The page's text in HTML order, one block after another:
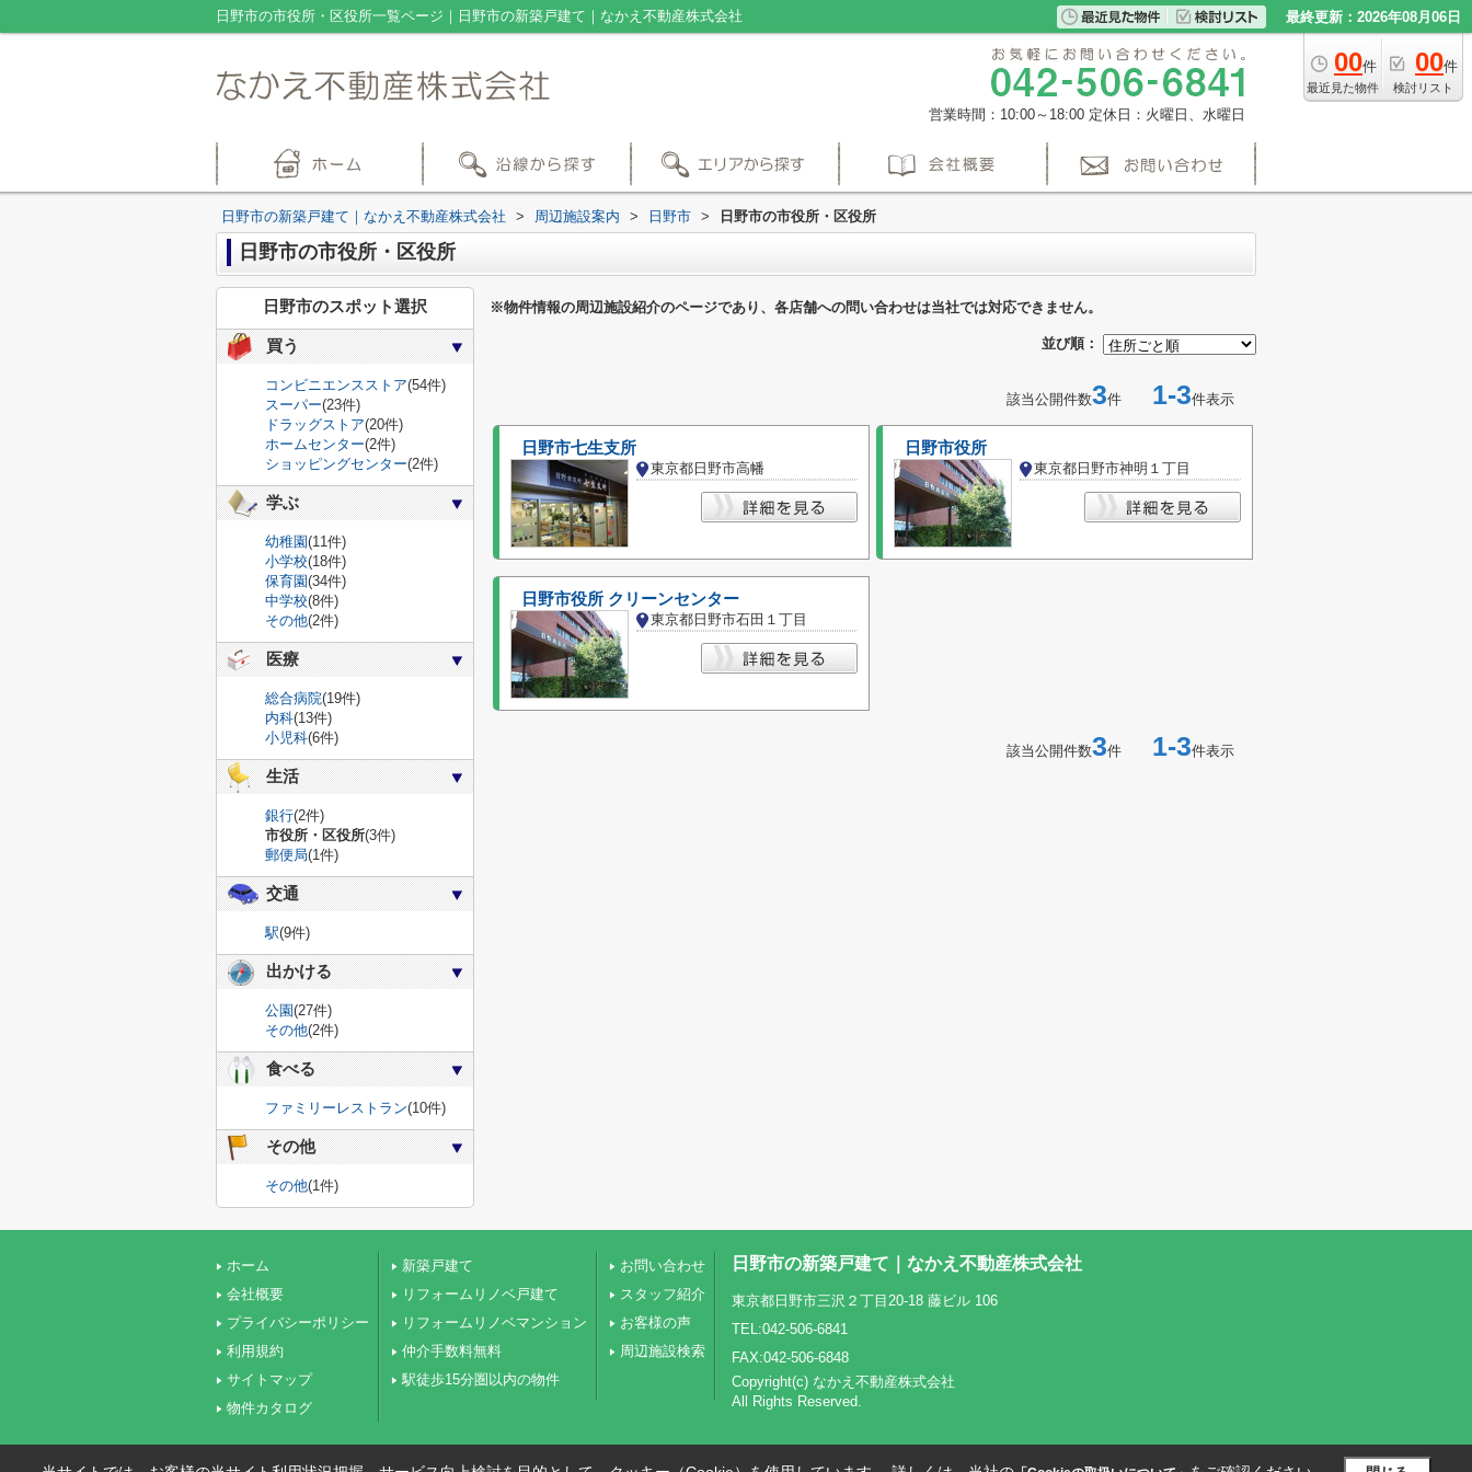
日野市の市役所・区役所一覧ページ｜日野市の新築戸建て｜なかえ不動産株式会社 最終更新：2026年08月06日
00件
最近見た物件
00件
検討リスト
営業時間：10:00～18:00 定休日：火曜日、水曜日
日野市の新築戸建て｜なかえ不動産株式会社 > 周辺施設案内 > 日野市 > 日野市の市役所・区役所
日野市の市役所・区役所
※物件情報の周辺施設紹介のページであり、各店舗への問い合わせは当社では対応できません。
並び順：
該当公開件数3件 1-3件表示
日野市七生支所
東京都日野市高幡
日野市役所
東京都日野市神明１丁目
日野市役所 クリーンセンター
東京都日野市石田１丁目
該当公開件数3件 1-3件表示
日野市のスポット選択
買う
コンビニエンスストア(54件)
スーパー(23件)
ドラッグストア(20件)
ホームセンター(2件)
ショッピングセンター(2件)
学ぶ
幼稚園(11件)
小学校(18件)
保育園(34件)
中学校(8件)
その他(2件)
医療
総合病院(19件)
内科(13件)
小児科(6件)
生活
銀行(2件)
市役所・区役所(3件)
郵便局(1件)
交通
駅(9件)
出かける
公園(27件)
その他(2件)
食べる
ファミリーレストラン(10件)
その他
その他(1件)
ホーム
会社概要
プライバシーポリシー
利用規約
サイトマップ
物件カタログ
新築戸建て
リフォームリノベ戸建て
リフォームリノベマンション
仲介手数料無料
駅徒歩15分圏以内の物件
お問い合わせ
スタッフ紹介
お客様の声
周辺施設検索
日野市の新築戸建て｜なかえ不動産株式会社
東京都日野市三沢２丁目20-18 藤ビル 106
TEL:042-506-6841
FAX:042-506-6848
Copyright(c) なかえ不動産株式会社
All Rights Reserved.